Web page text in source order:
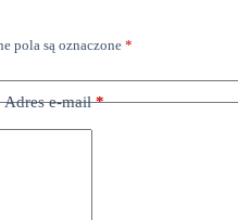
pola są oznaczone *
Adres e-mail*